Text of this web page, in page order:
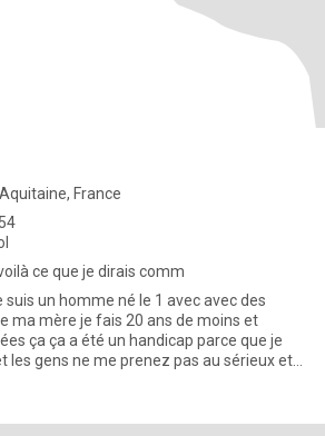
France
ce que je dirais comm
un homme né le 1 avec avec des
ma mère je fais 20 ans de moins et
ça ça a été un handicap parce que je
les gens ne me prenez pas au sérieux et